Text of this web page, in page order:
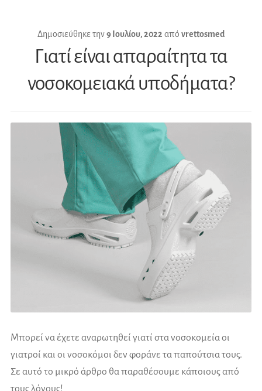
Δημοσιεύθηκε την9 Ιουλίου, 2022 από vrettosmed
Γιατί είναι απαραίτητα τα
νοσοκομειακά υποδήματα?
Μπορεί να έχετε αναρωτηθεί γιατί στα νοσοκομεία οι
γιατροί και οι νοσοκόμοι δεν φοράνε τα παπούτσια τους.
Σε αυτό το μικρό άρθρο θα παραθέσουμε κάποιους από
τους λόγους!